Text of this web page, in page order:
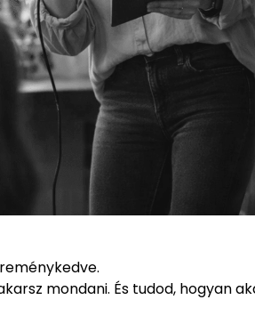
mondani. És tudod, hogyan